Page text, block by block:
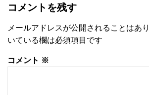
コメントを残す
メールアドレスが公開されることはあり
いている欄は必須項目です
コメント ※